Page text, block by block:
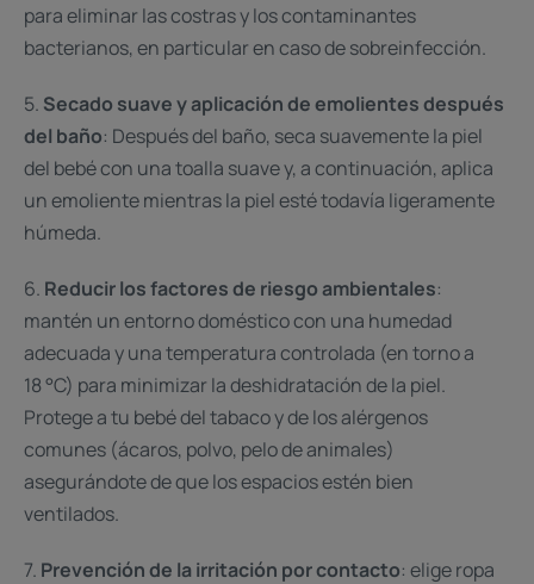
para eliminar las costras y los contaminantes
bacterianos, en particular en caso de sobreinfección.
5. Secado suave y aplicación de emolientes después
del baño: Después del baño, seca suavemente la piel
del bebé con una toalla suave y, a continuación, aplica
un emoliente mientras la piel esté todavía ligeramente
húmeda.
6. Reducir los factores de riesgo ambientales:
mantén un entorno doméstico con una humedad
adecuada y una temperatura controlada (en torno a
18 °C) para minimizar la deshidratación de la piel.
Protege a tu bebé del tabaco y de los alérgenos
comunes (ácaros, polvo, pelo de animales)
asegurándote de que los espacios estén bien
ventilados.
7. Prevención de la irritación por contacto: elige ropa